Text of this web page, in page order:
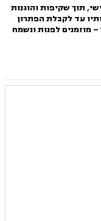
תוך שקיפות והוגנות
עד לקבלת הפתרון
מוזמנים לפנות ונשמח